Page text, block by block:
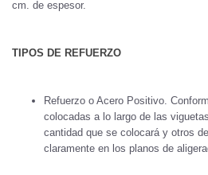
cm. de espesor.
TIPOS DE REFUERZO
Refuerzo o Acero Positivo.
colocadas a lo largo de las
cantidad que se colocará y otros
claramente en los planos de